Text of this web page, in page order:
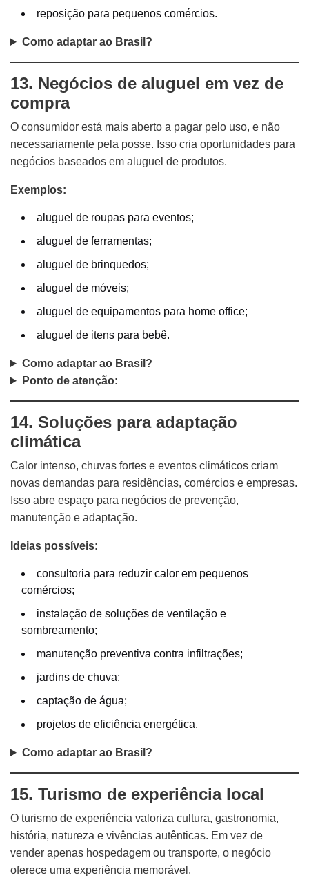
reposição para pequenos comércios.
Como adaptar ao Brasil?
13. Negócios de aluguel em vez de
compra
O consumidor está mais aberto a pagar pelo uso, e não
necessariamente pela posse. Isso cria oportunidades para
negócios baseados em aluguel de produtos.
Exemplos:
aluguel de roupas para eventos;
aluguel de ferramentas;
aluguel de brinquedos;
aluguel de móveis;
aluguel de equipamentos para home office;
aluguel de itens para bebê.
Como adaptar ao Brasil?
Ponto de atenção:
14. Soluções para adaptação
climática
Calor intenso, chuvas fortes e eventos climáticos criam
novas demandas para residências, comércios e empresas.
Isso abre espaço para negócios de prevenção,
manutenção e adaptação.
Ideias possíveis:
consultoria para reduzir calor em pequenos
comércios;
instalação de soluções de ventilação e
sombreamento;
manutenção preventiva contra infiltrações;
jardins de chuva;
captação de água;
projetos de eficiência energética.
Como adaptar ao Brasil?
15. Turismo de experiência local
O turismo de experiência valoriza cultura, gastronomia,
história, natureza e vivências autênticas. Em vez de
vender apenas hospedagem ou transporte, o negócio
oferece uma experiência memorável.